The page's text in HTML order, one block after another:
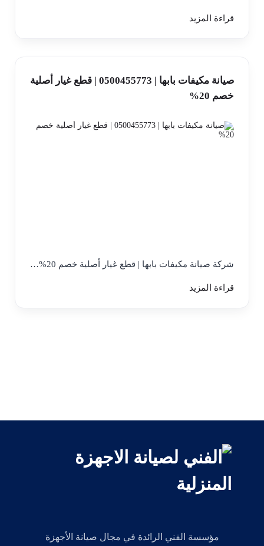
قراءة المزيد
صيانة مكيفات بابها | 0500455773 | قطع غيار أصلية
خصم 20%
شركة صيانة مكيفات بابها | قطع غيار أصلية خصم 20%…
قراءة المزيد
مؤسسة الفني الرائدة في مجال صيانة الأجهزة